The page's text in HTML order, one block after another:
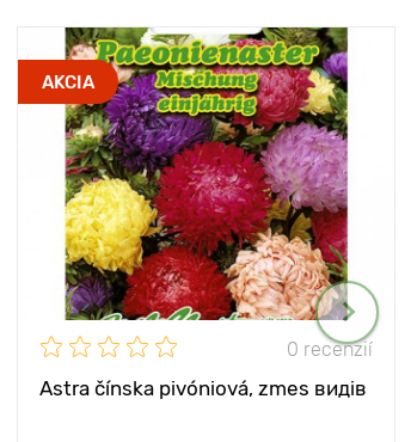
AKCIA
0 recenzií
Astra čínska pivóniová, zmes видів